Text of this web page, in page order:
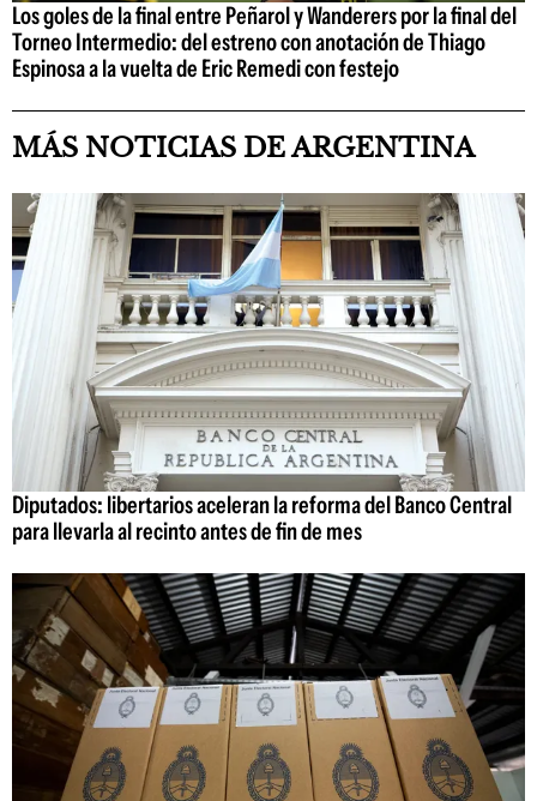
Los goles de la final entre Peñarol y Wanderers por la final del
Torneo Intermedio: del estreno con anotación de Thiago
Espinosa a la vuelta de Eric Remedi con festejo
MÁS NOTICIAS DE ARGENTINA
Diputados: libertarios aceleran la reforma del Banco Central
para llevarla al recinto antes de fin de mes